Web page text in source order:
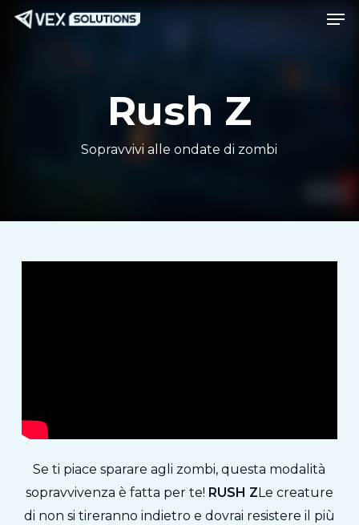
Rush Z
Sopravvivi alle ondate di zombi
Se ti piace sparare agli zombi, questa modalità
sopravvivenza è fatta per te! RUSH Z Le creature
di non si tireranno indietro e dovrai resistere il più
Menu